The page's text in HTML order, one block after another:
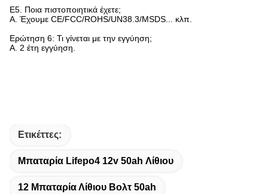
Ε5. Ποια πιστοποιητικά έχετε;
Α. Έχουμε CE/FCC/ROHS/UN38.3/MSDS... κλπ.
Ερώτηση 6: Τι γίνεται με την εγγύηση;
Α. 2 έτη εγγύηση.
Ετικέττες:
Μπαταρία Lifepo4 12v 50ah Λίθιου
12 Μπαταρία Λίθιου Βολτ 50ah